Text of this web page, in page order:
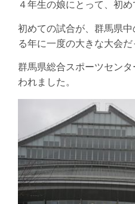
４年生の娘にとって、初め
初めての試合が、群馬県
る年に一度の大きな大会だ
群馬県総合スポーツセン
われました。